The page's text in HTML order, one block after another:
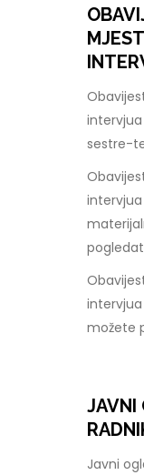
sestre-
možete
JAVNI
Javni